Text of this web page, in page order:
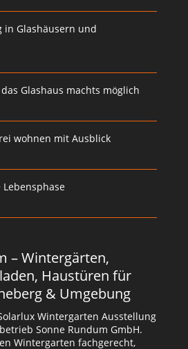
in Glashäusern und
Glashaus machts möglich
wohnen mit Ausblick
– Wintergärten,
Haustüren für
& Umgebung
Wintergarten Ausstellung
Sonne Rundum GmbH.
Wintergarten fachgerecht,